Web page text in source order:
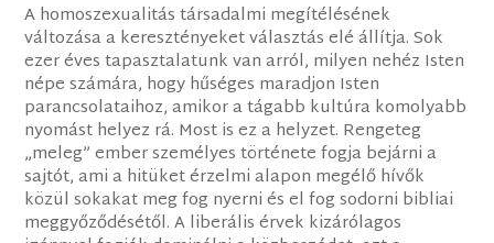
A homoszexualitás társadalmi megítélésének
változása a keresztényeket választás elé állítja. Sok
ezer éves tapasztalatunk van arról, milyen nehéz Isten
népe számára, hogy hűséges maradjon Isten
parancsolataihoz, amikor a tágabb kultúra komolyabb
nyomást helyez rá. Most is ez a helyzet. Rengeteg
„meleg” ember személyes története fogja bejárni a
sajtót, ami a hitüket érzelmi alapon megélő hívők
közül sokakat meg fog nyerni és el fog sodorni bibliai
meggyőződésétől. A liberális érvek kizárólagos